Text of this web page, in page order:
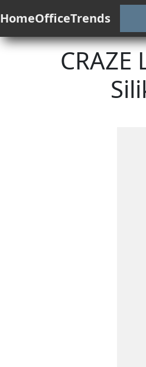
HomeOfficeTrends